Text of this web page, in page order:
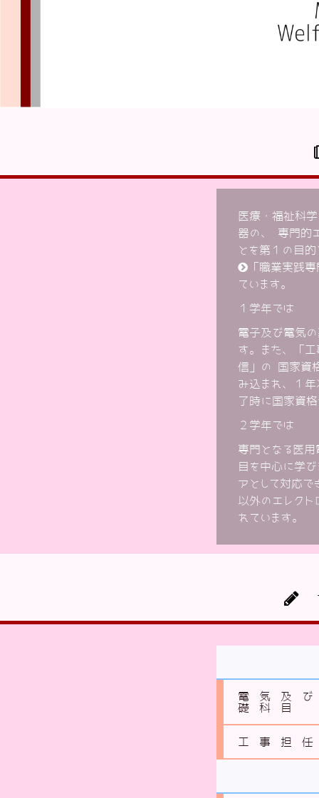
医療・福祉科
器の、 専門的
とを第１の目
「職業実践専
ています。
１学年では
電子及び電気
す。また、「
信」の 国家資
み込まれ、１
了時に国家資
２学年では
専門となる医
目を中心に学
アとして対応で
以外のエレク
れています。
電気及
礎科目
工事担